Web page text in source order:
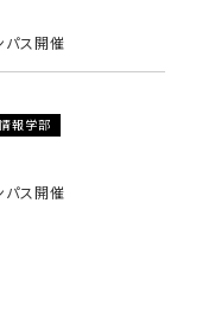
パス開催
報学部
パス開催